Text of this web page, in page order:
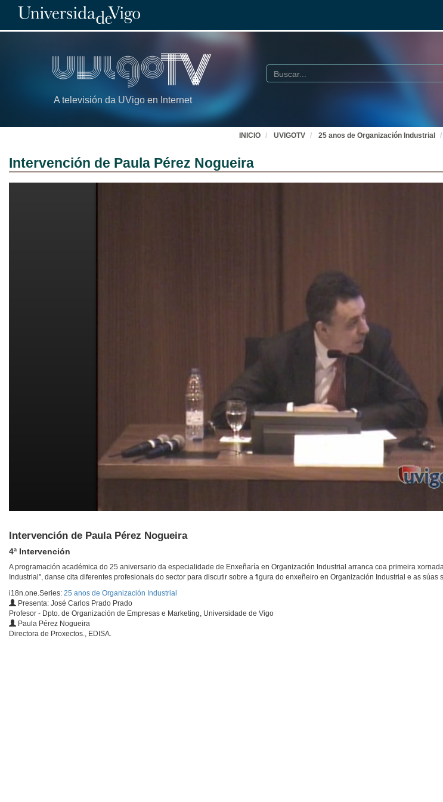
A televisión da UVigo en Internet
Buscar
INICIO UVIGOTV 25 anos de Organización Industrial
Intervención de Paula Pérez Nogueira
Intervención de Paula Pérez Nogueira
4ª Intervención
A programación académica do 25 aniversario da especialidade de Enxeñaría en Organización Industrial arranca coa primeira
Industrial", danse cita diferentes profesionais do sector para discutir sobre a figura do enxeñeiro en Organización Industrial e as súas
i18n.one.Series: 25 anos de Organización Industrial
Presenta: José Carlos Prado Prado
Profesor - Dpto. de Organización de Empresas e Marketing, Universidade de Vigo
Paula Pérez Nogueira
Directora de Proxectos., EDISA.